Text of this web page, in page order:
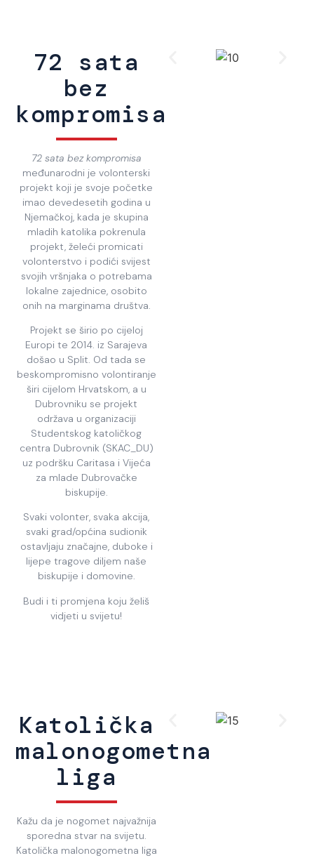
72 sata
bez
kompromisa
72 sata bez kompromisa
međunarodni je volonterski
projekt koji je svoje početke
imao devedesetih godina u
Njemačkoj, kada je skupina
mladih katolika pokrenula
projekt, želeći promicati
volonterstvo i podići svijest
svojih vršnjaka o potrebama
lokalne zajednice, osobito
onih na marginama društva.
Projekt se širio po cijeloj
Europi te 2014. iz Sarajeva
došao u Split. Od tada se
beskompromisno volontiranje
širi cijelom Hrvatskom, a u
Dubrovniku se projekt
održava u organizaciji
Studentskog katoličkog
centra Dubrovnik (SKAC_DU)
uz podršku Caritasa i Vijeća
za mlade Dubrovačke
biskupije.
Svaki volonter, svaka akcija,
svaki grad/općina sudionik
ostavljaju značajne, duboke i
lijepe tragove diljem naše
biskupije i domovine.
Budi i ti promjena koju želiš
vidjeti u svijetu!
Katolička
malonogometna
liga
Kažu da je nogomet najvažnija
sporedna stvar na svijetu.
Katolička malonogometna liga